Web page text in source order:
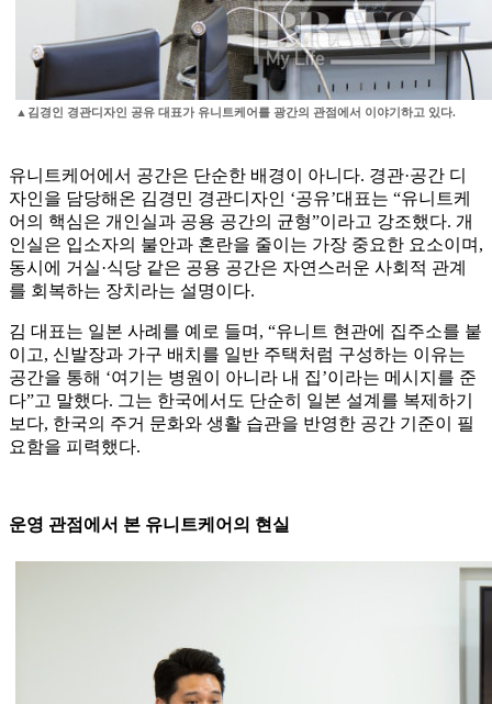
▲김경인 경관디자인 공유 대표가 유니트케어를 광간의 관점에서 이야기하고 있다.
유니트케어에서 공간은 단순한 배경이 아니다. 경관·공간 디
자인을 담당해온 김경민 경관디자인 ‘공유’대표는 “유니트케
어의 핵심은 개인실과 공용 공간의 균형”이라고 강조했다. 개
인실은 입소자의 불안과 혼란을 줄이는 가장 중요한 요소이며,
동시에 거실·식당 같은 공용 공간은 자연스러운 사회적 관계
를 회복하는 장치라는 설명이다.
김 대표는 일본 사례를 예로 들며, “유니트 현관에 집주소를 붙
이고, 신발장과 가구 배치를 일반 주택처럼 구성하는 이유는
공간을 통해 ‘여기는 병원이 아니라 내 집’이라는 메시지를 준
다”고 말했다. 그는 한국에서도 단순히 일본 설계를 복제하기
보다, 한국의 주거 문화와 생활 습관을 반영한 공간 기준이 필
요함을 피력했다.
운영 관점에서 본 유니트케어의 현실